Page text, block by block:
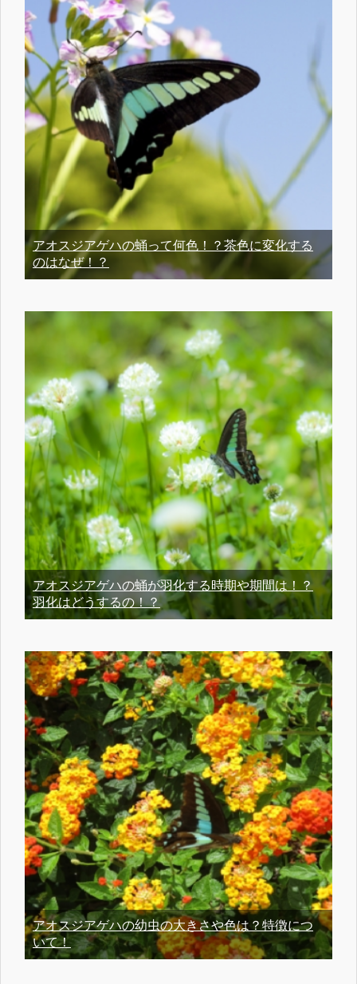
アオスジアゲハの蛹って何色！？茶色に変化する
のはなぜ！？
アオスジアゲハの蛹が羽化する時期や期間は！？
羽化はどうするの！？
アオスジアゲハの幼虫の大きさや色は？特徴につ
いて！